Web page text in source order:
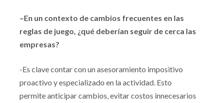
–En un contexto de cambios frecuentes en las
reglas de juego, ¿qué deberían seguir de cerca las
empresas?
-Es clave contar con un asesoramiento impositivo
proactivo y especializado en la actividad. Esto
permite anticipar cambios, evitar costos innecesarios